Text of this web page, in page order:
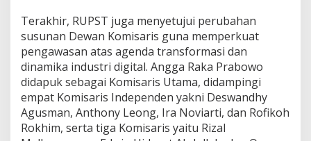
Terakhir, RUPST juga menyetujui perubahan
susunan Dewan Komisaris guna memperkuat
pengawasan atas agenda transformasi dan
dinamika industri digital. Angga Raka Prabowo
didapuk sebagai Komisaris Utama, didampingi
empat Komisaris Independen yakni Deswandhy
Agusman, Anthony Leong, Ira Noviarti, dan Rofikoh
Rokhim, serta tiga Komisaris yaitu Rizal